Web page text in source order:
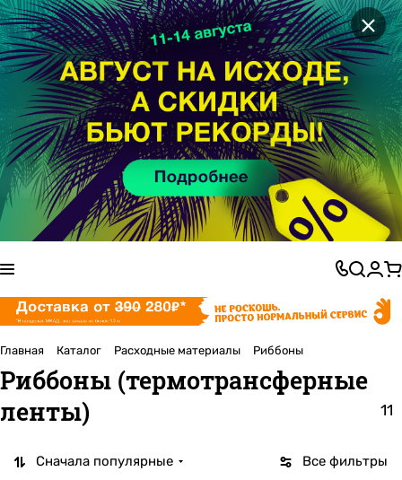
×
Главная Каталог Расходные материалы Риббоны
Риббоны (термотрансферные
ленты)
11
Все фильтры
Сначала популярные